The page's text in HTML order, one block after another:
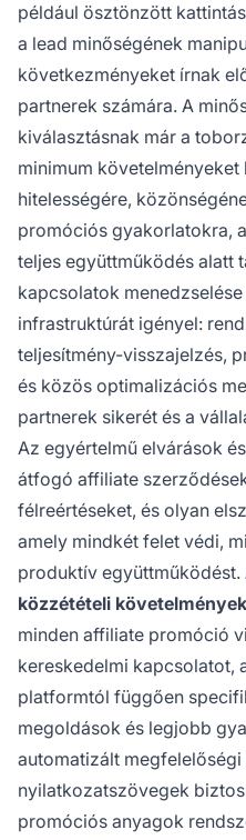
például ösztönzött
a lead minőségének
következményeket írnak
partnerek számára. A
kiválasztásnak már a
minimum
hitelességére,
promóciós gyakorlatokra,
teljes együttműködés alatt
kapcsolatok
infrastruktúrát igényel:
teljesítmény-visszajelzés,
és közös optimalizációs
partnerek sikerét és a
Az egyértelmű elvárások
átfogó affiliate
félreértéseket, és olyan
amely mindkét felet védi,
produktív együttműködést.
közzétételi követelmények
minden affiliate promóció
kereskedelmi kapcsolatot,
platformtól függően
megoldások és legjobb
automatizált
nyilatkozatszövegek
promóciós anyagok